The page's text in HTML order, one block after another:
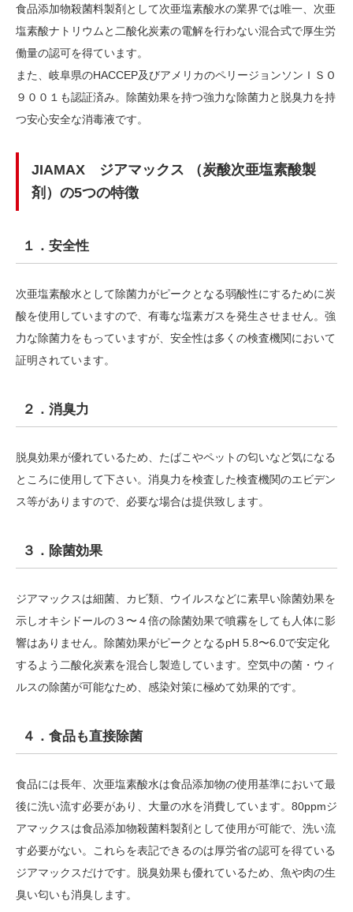
食品添加物殺菌料製剤として次亜塩素酸水の業界では唯一、次亜
塩素酸ナトリウムと⼆酸化炭素の電解を行わない混合式で厚生労
働量の認可を得ています。
また、岐阜県のHACCEP及びアメリカのペリージョンソンＩＳＯ
９００１も認証済み。除菌効果を持つ強力な除菌力と脱臭力を持
つ安心安全な消毒液です。
JIAMAX ジアマックス （炭酸次亜塩素酸製
剤）の5つの特徴
１．安全性
次亜塩素酸水として除菌力がピークとなる弱酸性にするために炭
酸を使用していますので、有毒な塩素ガスを発⽣させません。強
⼒な除菌⼒をもっていますが、安全性は多くの検査機関において
証明されています。
２．消臭力
脱臭効果が優れているため、たばこやペットの匂いなど気になる
ところに使用して下さい。消臭力を検査した検査機関のエビデン
ス等がありますので、必要な場合は提供致します。
３．除菌効果
ジアマックスは細菌、カビ類、ウイルスなどに素早い除菌効果を
示しオキシドールの３〜４倍の除菌効果で噴霧をしても人体に影
響はありません。除菌効果がピークとなるpH 5.8〜6.0で安定化
するよう二酸化炭素を混合し製造しています。空気中の菌・ウィ
ルスの除菌が可能なため、感染対策に極めて効果的です。
４．食品も直接除菌
食品には長年、次亜塩素酸水は食品添加物の使用基準において最
後に洗い流す必要があり、大量の水を消費しています。80ppmジ
アマックスは⾷品添加物殺菌料製剤として使用が可能で、洗い流
す必要がない。これらを表記できるのは厚労省の認可を得ている
ジアマックスだけです。脱臭効果も優れているため、魚や肉の生
臭い匂いも消臭します。